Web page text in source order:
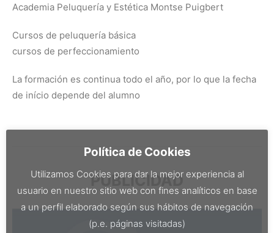
Academia Peluquería y Estética Montse Puigbert
Cursos de peluquería básica
cursos de perfeccionamiento
La formación es continua todo el año, por lo que la fecha
de início depende del alumno
PUBLICIDAD
Política de Cookies
Utilizamos Cookies para dar la mejor experiencia al
usuario en nuestro sitio web con fines analíticos en base
a un perfil elaborado según sus hábitos de navegación
(p.e. páginas visitadas)